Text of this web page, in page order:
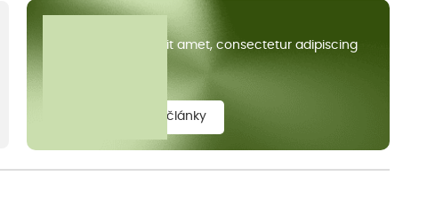
Lorem ipsum dolor sit amet, consectetur adipiscing
zobrazit všechny články